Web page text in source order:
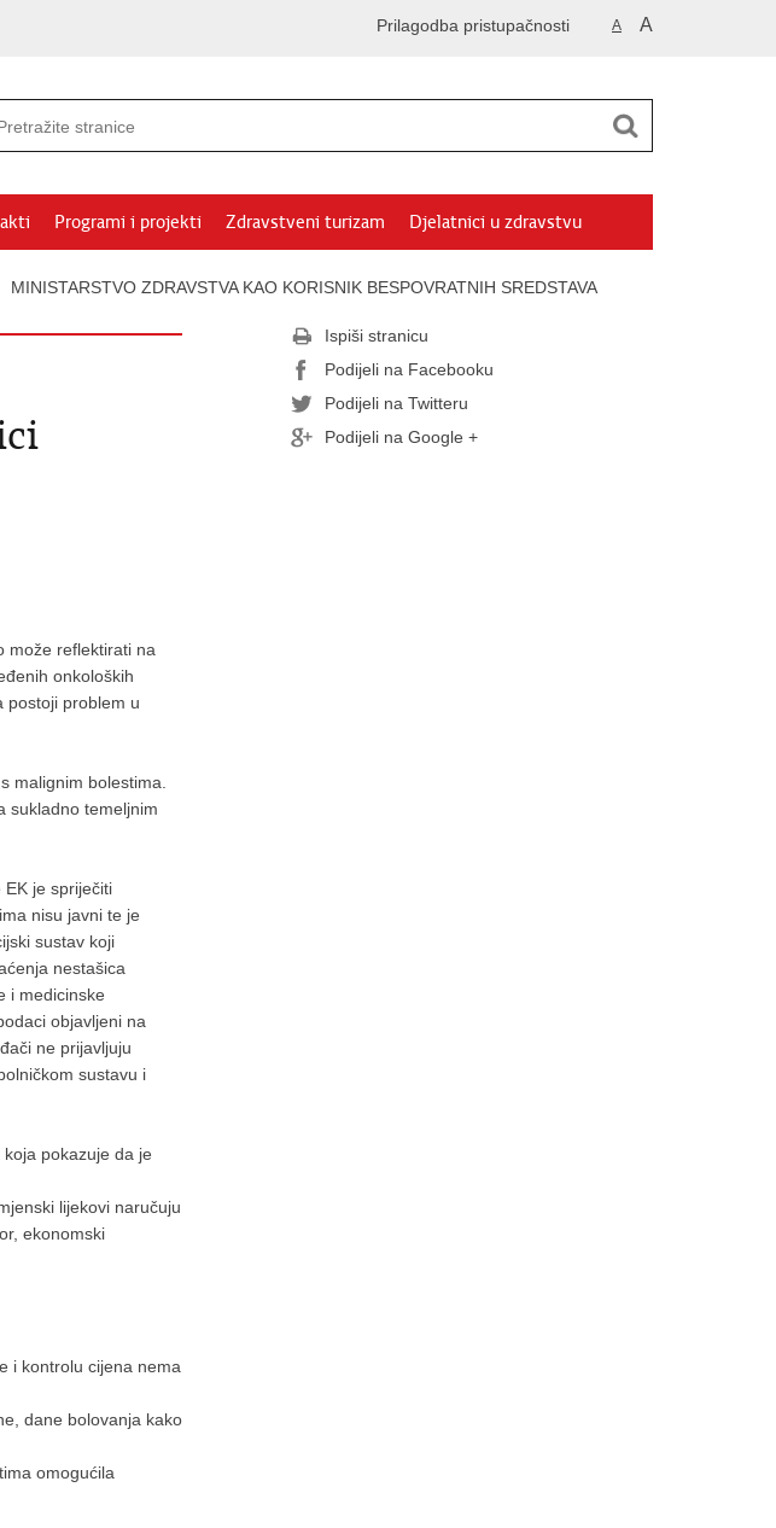
A A
Prilagodba pristupačnosti
Programi i projekti Zdravstveni turizam Djelatnici u zdravstvu
MINISTARSTVO ZDRAVSTVA KAO KORISNIK BESPOVRATNIH SREDSTAVA
može reflektirati na
onkoloških
postoji problem u
malignim bolestima.
sukladno temeljnim
je spriječiti
nisu javni te je
sustav koji
nestašica
i medicinske
objavljeni na
ne prijavljuju
sustavu i
pokazuje da je
lijekovi naručuju
ekonomski
i kontrolu cijena nema
dane bolovanja kako
omogućila
Ispiši stranicu
Podijeli na Facebooku
Podijeli na Twitteru
Podijeli na Google +